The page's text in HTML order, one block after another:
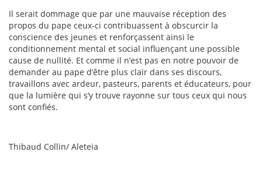
Il serait dommage que par une mauvaise réception des
propos du pape ceux-ci contribuassent à obscurcir la
conscience des jeunes et renforçassent ainsi le
conditionnement mental et social influençant une possible
cause de nullité. Et comme il n’est pas en notre pouvoir de
demander au pape d’être plus clair dans ses discours,
travaillons avec ardeur, pasteurs, parents et éducateurs, pour
que la lumière qui s’y trouve rayonne sur tous ceux qui nous
sont confiés.
Thibaud Collin/ Aleteia